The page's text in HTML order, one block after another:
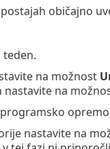
običajno
teden.
na možnost
nastavite na
nastavite na